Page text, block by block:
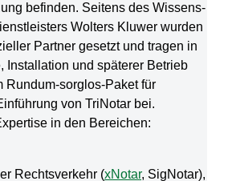
befinden. Seitens des Wissens-
Wolters Kluwer wurden
Partner gesetzt und tragen in
Installation und späterer Betrieb
Rundum-sorglos-Paket für
von TriNotar bei.
in den Bereichen:
Rechtsverkehr (xNotar, SigNotar),